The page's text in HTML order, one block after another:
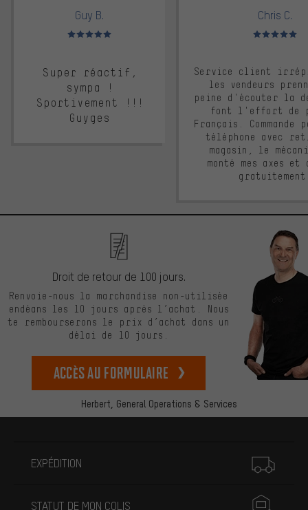
Guy B.
Note moyenne : 5 sur 5
Super réactif,
sympa !
Sportivement !!!
Guyges
Chris C.
Note moyenne :
Service client
les vendeurs
peine d'écouter la
font l'effort de
Français. Commande
téléphone avec
magasin, le
monté mes axes et
Herbert, General Operations & Services
Droit de retour de 100 jours.
Renvoie-nous la marchandise non-utilisée
endéans les 10 jours après l’achat. Nous
te rembourserons le prix d’achat dans un
délai de 10 jours.
Accès au formulaire
EXPÉDITION
STATUT DE MON COLIS